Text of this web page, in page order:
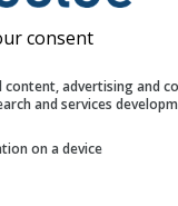
consent
content, advertising and
and services
on a device